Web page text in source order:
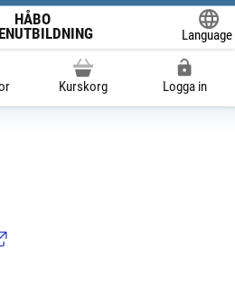
HÅBO
Language
Kurskorg Logga in
till extern sida.)